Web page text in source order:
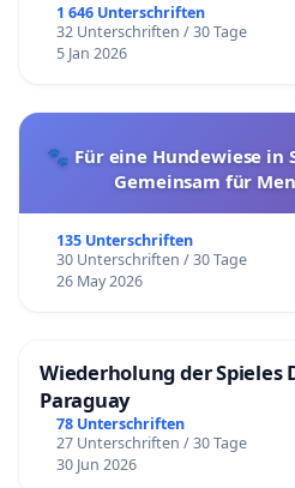
1 646 Unterschriften
32 Unterschriften / 30 Tage
5 Jan 2026
🐾 Für eine Hundewiese in
Gemeinsam für
135 Unterschriften
30 Unterschriften / 30 Tage
26 May 2026
Wiederholung der Spieles
Paraguay
78 Unterschriften
27 Unterschriften / 30 Tage
30 Jun 2026